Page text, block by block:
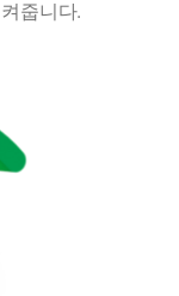
줍니다.